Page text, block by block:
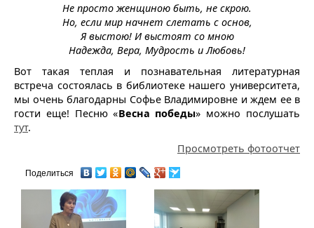
Не просто женщиною быть, не скрою.
Но, если мир начнет слетать с основ,
Я выстою! И выстоят со мною
Надежда, Вера, Мудрость и Любовь!
Вот такая теплая и познавательная литературная
встреча состоялась в библиотеке нашего университета,
мы очень благодарны Софье Владимировне и ждем ее в
гости еще! Песню «Весна победы» можно послушать
тут.
Просмотреть фотоотчет
Поделиться